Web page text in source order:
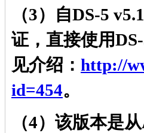
（3）自DS-5
证，直接使用
见介绍： http://
id=454。
（4）该版本是